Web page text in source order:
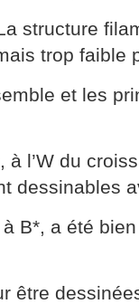
structure
trop faible
et les
l’W du
dessinables
B*, a été
être